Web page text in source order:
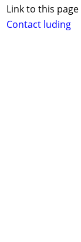
Link to this page
Contact luding